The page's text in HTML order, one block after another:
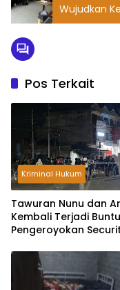
Wujudkan
Pos Terkait
Kriminal Hukum
Tawuran Nunu dan
Kembali Terjadi
Pengeroyokan
Bom Molotov